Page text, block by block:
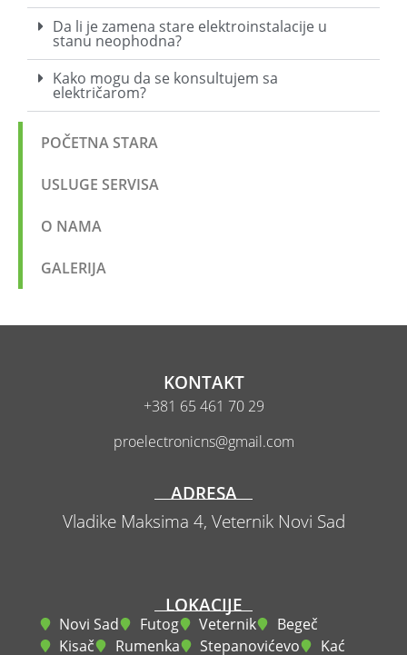
Da li je zamena stare elektroinstalacije u
stanu neophodna?
Kako mogu da se konsultujem sa
električarom?
POČETNA STARA
USLUGE SERVISA
O NAMA
GALERIJA
KONTAKT
+381 65 461 70 29
proelectronicns@gmail.com
ADRESA
Vladike Maksima 4, Veternik Novi Sad
LOKACIJE
Novi Sad Futog Veternik
Begeč
Kisač
Rumenka Stepanovićevo Kać